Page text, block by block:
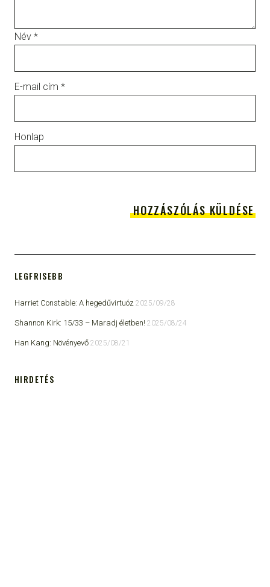
Név *
E-mail cím *
Honlap
LEGFRISEBB
Harriet Constable: A hegedűvirtuóz 2025/09/28
Shannon Kirk: 15/33 ​– Maradj életben! 2025/08/24
Han Kang: Növényevő 2025/08/21
HIRDETÉS